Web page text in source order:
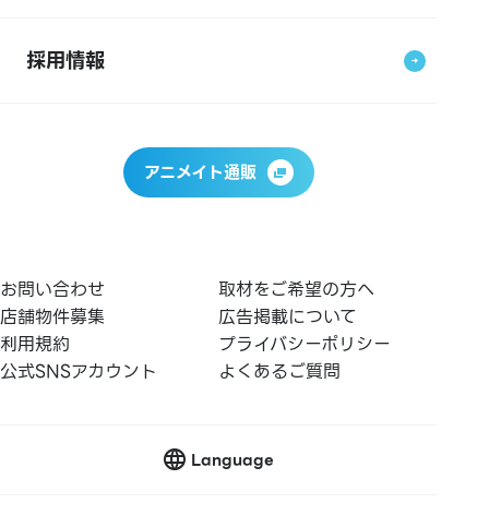
採用情報
アニメイト通販
お問い合わせ
取材をご希望の方へ
店舗物件募集
広告掲載について
利用規約
プライバシーポリシー
公式SNSアカウント
よくあるご質問
Language